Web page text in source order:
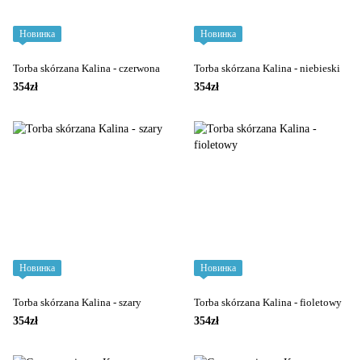
Новинка
Torba skórzana Kalina - czerwona
354zł
Новинка
Torba skórzana Kalina - niebieski
354zł
Новинка
Torba skórzana Kalina - szary
354zł
Новинка
Torba skórzana Kalina - fioletowy
354zł